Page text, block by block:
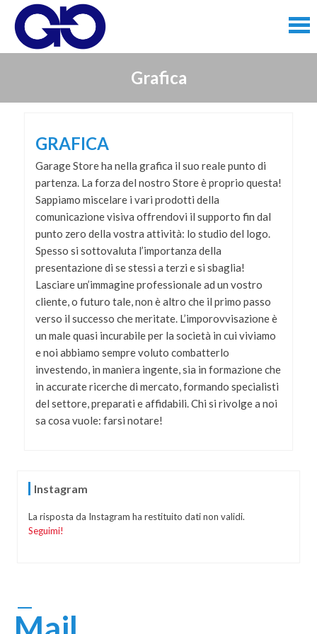
content
Grafica
GRAFICA
Garage Store ha nella grafica il suo reale punto di
partenza. La forza del nostro Store è proprio questa!
Sappiamo miscelare i vari prodotti della
comunicazione visiva offrendovi il supporto fin dal
punto zero della vostra attività: lo studio del logo.
Spesso si sottovaluta l’importanza della
presentazione di se stessi a terzi e si sbaglia!
Lasciare un’immagine professionale ad un vostro
cliente, o futuro tale, non è altro che il primo passo
verso il successo che meritate. L’imporovvisazione è
un male quasi incurabile per la società in cui viviamo
e noi abbiamo sempre voluto combatterlo
investendo, in maniera ingente, sia in formazione che
in accurate ricerche di mercato, formando specialisti
del settore, preparati e affidabili. Chi si rivolge a noi
sa cosa vuole: farsi notare!
Instagram
La risposta da Instagram ha restituito dati non validi.
Seguimi!